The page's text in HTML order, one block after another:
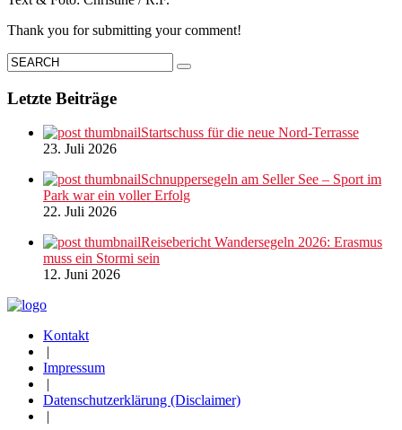
Thank you for submitting your comment!
Letzte Beiträge
Startschuss für die neue Nord-Terrasse
23. Juli 2026
Schnuppersegeln am Seller See – Sport im
Park war ein voller Erfolg
22. Juli 2026
Reisebericht Wandersegeln 2026: Erasmus
muss ein Stormi sein
12. Juni 2026
Kontakt
|
Impressum
|
Datenschutzerklärung (Disclaimer)
|